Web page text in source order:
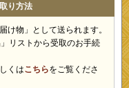
り方法
け物」として送られます。
リストから受取のお手続
くはこちらをご覧くださ